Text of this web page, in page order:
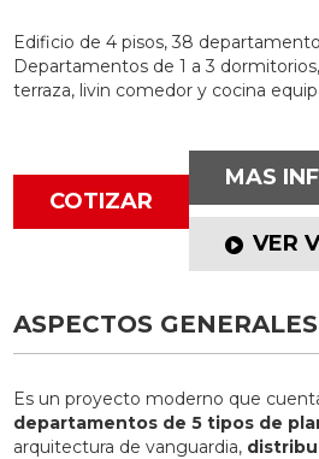
Edificio de 4 pisos, 38
Departamentos de 1 a 3
terraza, livin comedor y cocina
COTIZAR
MAS
VER
ASPECTOS GENERALES
Es un proyecto moderno que
departamentos de 5 tipos de
arquitectura de vanguardia,